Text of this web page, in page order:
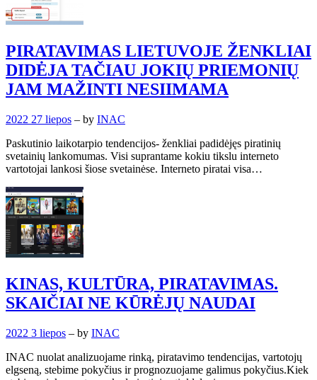
PIRATAVIMAS LIETUVOJE ŽENKLIAI
DIDĖJA TAČIAU JOKIŲ PRIEMONIŲ
JAM MAŽINTI NESIIMAMA
2022 27 liepos – by INAC
Paskutinio laikotarpio tendencijos- ženkliai padidėjęs piratinių
svetainių lankomumas. Visi suprantame kokiu tikslu interneto
vartotojai lankosi šiose svetainėse. Interneto piratai visa…
KINAS, KULTŪRA, PIRATAVIMAS.
SKAIČIAI NE KŪRĖJŲ NAUDAI
2022 3 liepos – by INAC
INAC nuolat analizuojame rinką, piratavimo tendencijas, vartotojų
elgseną, stebime pokyčius ir prognozuojame galimus pokyčius.Kiek